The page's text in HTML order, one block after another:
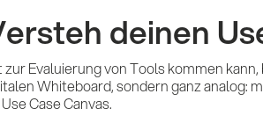
deinen
Evaluierung von Tools kommen
Whiteboard, sondern ganz analog:
Case Canvas.